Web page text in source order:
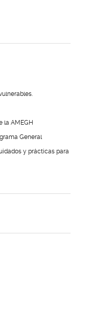
la AMEGH
General
y prácticas para